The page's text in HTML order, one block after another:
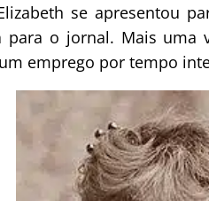
se apresentou
para o jornal. Mais
emprego por tempo